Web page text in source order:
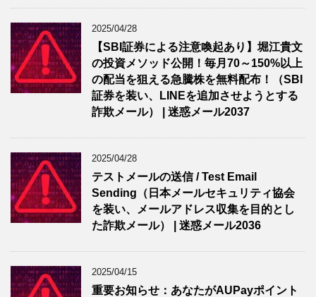
2025/04/28
【SBI証券による注意喚起あり】堀江貴文
の投資メソッド公開！毎月70～150%以上
の配当を狙える急騰株を無料配布！（SBI
証券を装い、LINEを追加させようとする
詐欺メール） | 迷惑メール2037
2025/04/28
テストメールの送信 / Test Email
Sending（日本メールセキュリティ協会
を装い、メールアドレス収集を目的とし
た詐欺メール） | 迷惑メール2036
2025/04/15
重要お知らせ：あなたがAUPayポイント